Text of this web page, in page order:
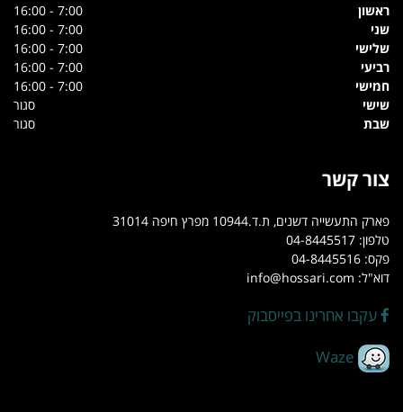
ראשון
7:00 - 16:00
שני
7:00 - 16:00
שלישי
7:00 - 16:00
רביעי
7:00 - 16:00
חמישי
7:00 - 16:00
שישי
סגור
שבת
סגור
צור קשר
פארק התעשייה דשנים, ת.ד.10944 מפרץ חיפה 31014
טלפון: 04-8445517
פקס: 04-8445516
דוא"ל: info@hossari.com
עקבו אחרינו בפייסבוק